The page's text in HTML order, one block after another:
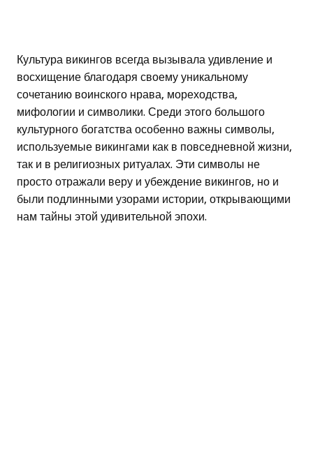
Культура викингов всегда вызывала удивление и
восхищение благодаря своему уникальному
сочетанию воинского нрава, мореходства,
мифологии и символики. Среди этого большого
культурного богатства особенно важны символы,
используемые викингами как в повседневной жизни,
так и в религиозных ритуалах. Эти символы не
просто отражали веру и убеждение викингов, но и
были подлинными узорами истории, открывающими
нам тайны этой удивительной эпохи.